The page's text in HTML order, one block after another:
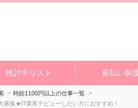
検討中リスト 前払い制
時給1100円以上の仕事一覧
募集★IT業界デビューしたい方におすすめ！